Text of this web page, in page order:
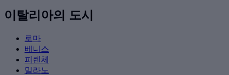
이탈리아의 도시
로마
베니스
피렌체
밀라노